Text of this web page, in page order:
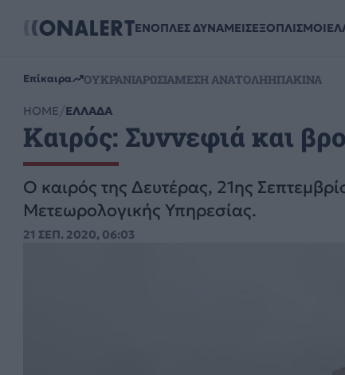
ΕΝΟΠΛΕΣ ΔΥΝΑΜΕΙΣΕΞΟΠΛΙΣΜΟΙ
Επίκαιρα ΟΥΚΡΑΝΙΑΡΩΣΙΑΜΕΣΗ ΑΝΑΤΟΛΗΗΠΑΚΙΝΑ
HOME ΕΛΛΑΔΑ
Καιρός: Συννεφιά και
Ο καιρός της Δευτέρας, 21ης
Μετεωρολογικής Υπηρεσίας.
21 ΣΕΠ. 2020, 06:03